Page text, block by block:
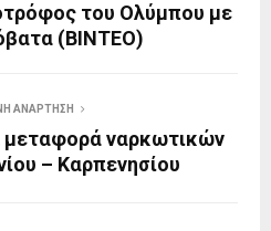
του Ολύμπου με
(ΒΙΝΤΕΟ)
ΑΝΆΡΤΗΣΗ
μεταφορά ναρκωτικών
– Καρπενησίου